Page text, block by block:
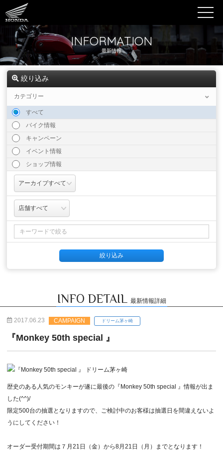
INFORMATION
最新情報
絞り込み
カテゴリー
すべて
バイク情報
キャンペーン
イベント情報
ショップ情報
INFO DETAIL 最新情報詳細
2017.06.23 CAMPAIGN ドリーム茅ヶ崎
『Monkey 50th special 』
歴史のある人気のモンキーが遂に最後の『Monkey 50th special 』情報が出ま
した(^^)/
限定500台の抽選となりますので、ご検討中のお客様は抽選日を間違えないよ
うにしてください！
オーダー受付期間は７月21日（金）から8月21日（月）までとなります！